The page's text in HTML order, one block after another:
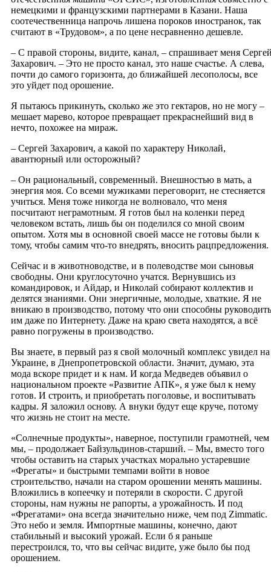
немецкими и французскими партнерами в Казани. Наша
соотечественница напрочь лишена пороков иностранок, так
считают в «Трудовом», а по цене несравненно дешевле.
– С правой стороны, видите, канал, – спрашивает меня
Захарович. – Это не просто канал, это наше счастье. А слева,
почти до самого горизонта, до ближайшей лесополосы, все
это уйдет под орошение.
Я пытаюсь прикинуть, сколько же это гектаров, но не могу –
мешает марево, которое превращает прекраснейший вид в
нечто, похожее на мираж.
– Сергей Захарович, а какой по характеру Николай,
авантюрный или осторожный?
– Он рациональный, современный. Внешностью в мать, а
энергия моя. Со всеми мужиками переговорит, не стесняется
учиться. Меня тоже никогда не волновало, что меня
посчитают неграмотным. Я готов был на коленки перед
человеком встать, лишь бы он поделился со мной своим
опытом. Хотя мы в основной своей массе не готовы были к
тому, чтобы самим что-то внедрять, вносить рацпредложения.
Сейчас и в животноводстве, и в полеводстве мои сыновья
свободны. Они круглосуточно учатся. Вернувшись из
командировок, и Айдар, и Николай собирают коллектив и
делятся знаниями. Они энергичные, молодые, хваткие. Я не
вникаю в производство, потому что они способны руководить
им даже по Интернету. Даже на краю света находятся, а всё
равно погружены в производство.
Вы знаете, в первый раз я свой молочный комплекс увидел на
Украине, в Днепропетровской области. Значит, думаю, эта
мода вскоре придет и к нам. И когда Медведев объявил о
национальном проекте «Развитие АПК», я уже был к нему
готов. И строить, и приобретать поголовье, и воспитывать
кадры. Я заложил основу. А внуки будут еще круче, потому
что жизнь не стоит на месте.
«Солнечные продукты», наверное, поступили грамотней, чем
мы, – продолжает Байзульдинов-старший. – Мы, вместо того
чтобы оставить на старых участках морально устаревшие
«Фрегаты» и быстрыми темпами войти в новое
строительство, начали на старом орошении менять машины.
Вложились в копеечку и потеряли в скорости. С другой
стороны, нам нужны не рапорты, а урожайность. И под
«Фрегатами» она всегда значительно ниже, чем под Zimmatic.
Это небо и земля. Импортные машины, конечно, дают
стабильный и высокий урожай. Если б я раньше
перестроился, то, что вы сейчас видите, уже было бы под
орошением.